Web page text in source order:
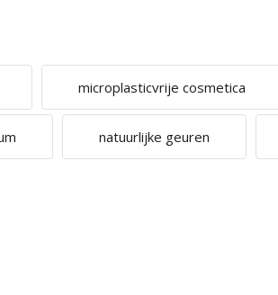
microplasticvrije cosmetica
natuurlijke geuren